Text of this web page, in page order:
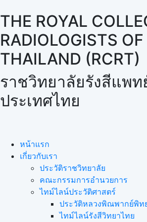
THE ROYAL
RADIOLOGISTS OF
THAILAND (RCRT)
ราชวิทยาลัยรังสีแพท
ประเทศไทย
หน้าแรก
เกี่ยวกับเรา
ประวัติราชวิทยาลัย
คณะกรรมการอำนวยการ
ไทม์ไลน์ประวัติศาสตร์
ประวัติหลวงพิณพากย์พิท
ไทม์ไลน์รังสีวิทยาไทย